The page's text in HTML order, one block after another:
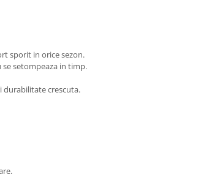
sporit in orice sezon.
setompeaza in timp.
durabilitate crescuta.